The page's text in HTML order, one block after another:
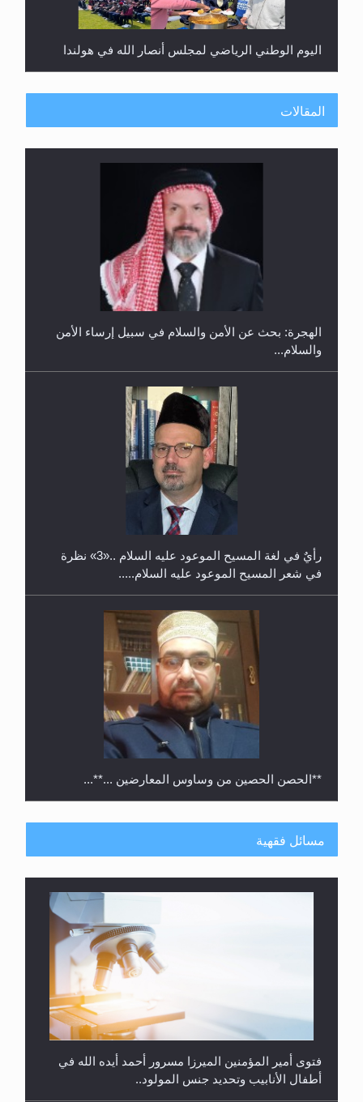
إتمام حفظ القرآن الكريم لثلاثة طلاب من مدرسة الحفظ
حفل توزيع الشهادات في الجامعة الأحمدية بنيجيريا لعام
المقالات
الهجرة: بحث عن الأمن والسلام في سبيل إرساء الأمن
في شعر المسيح الموعود عليه السلام.....
**الحصن الحصين من وساوس المعارضين ...**...
مسائل فقهية
فتوى أمير المؤمنين الميرزا مسرور أحمد أيده الله في
أطفال الأنابيب وتحديد جنس المولود..